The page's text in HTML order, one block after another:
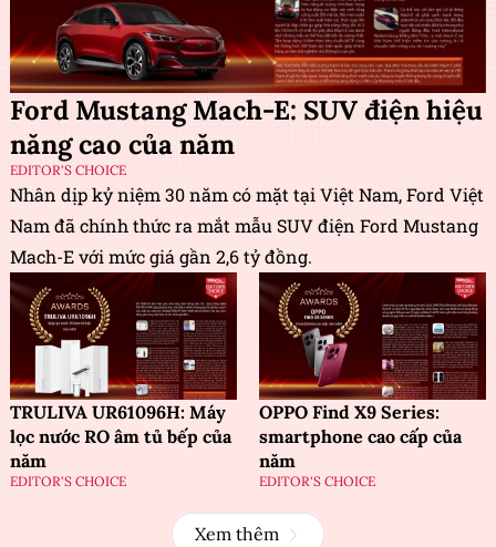
Ford Mustang Mach-E: SUV điện hiệu
năng cao của năm
EDITOR'S CHOICE
Nhân dịp kỷ niệm 30 năm có mặt tại Việt Nam, Ford Việt
Nam đã chính thức ra mắt mẫu SUV điện Ford Mustang
Mach-E với mức giá gần 2,6 tỷ đồng.
TRULIVA UR61096H: Máy
lọc nước RO âm tủ bếp của
năm
EDITOR'S CHOICE
OPPO Find X9 Series:
smartphone cao cấp của
năm
EDITOR'S CHOICE
Xem thêm